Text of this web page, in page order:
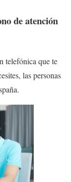
de atención
telefónica que te
las personas